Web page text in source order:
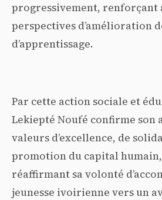
progressivement, renforçant
perspectives d’amélioration
d’apprentissage.
Par cette action sociale et
Lekiepté Noufé confirme son
valeurs d’excellence, de
promotion du capital
réaffirmant sa volonté
jeunesse ivoirienne vers un